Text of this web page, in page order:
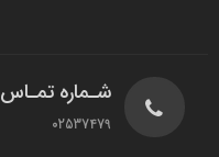
شـماره تمـاس
02537479